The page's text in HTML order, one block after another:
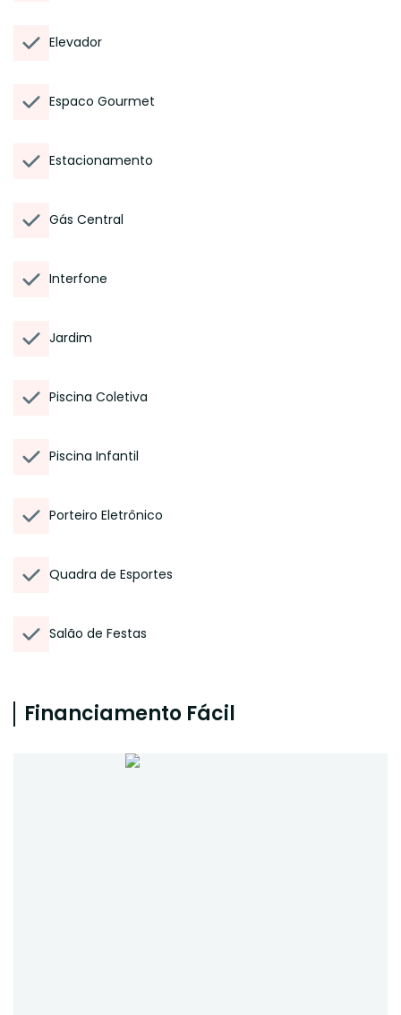
Elevador
Espaco Gourmet
Estacionamento
Gás Central
Interfone
Jardim
Piscina Coletiva
Piscina Infantil
Porteiro Eletrônico
Quadra de Esportes
Salão de Festas
Financiamento Fácil